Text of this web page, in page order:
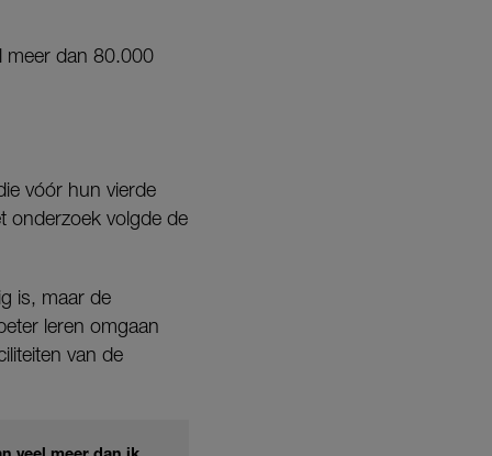
meer dan 80.000
vóór hun vierde
onderzoek volgde de
is, maar de
leren omgaan
van de